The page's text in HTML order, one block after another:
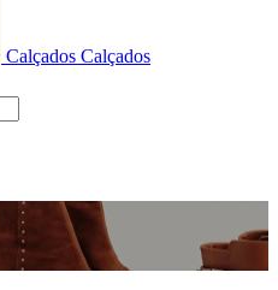
Calçados Calçados